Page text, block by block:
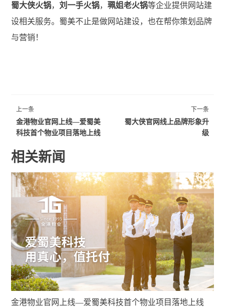
蜀大侠火锅，刘一手火锅，珮姐老火锅等企业提供网站建
设相关服务。蜀美不止是做网站建设，也在帮你策划品牌
与营销！
上一条
金港物业官网上线—爱蜀美
科技首个物业项目落地上线
下一条
蜀大侠官网线上品牌形象升
级
相关新闻
金港物业官网上线—爱蜀美科技首个物业项目落地上线